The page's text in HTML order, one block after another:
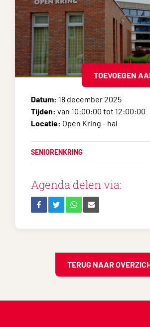
TOEVOEGEN
Datum: 18 december 2025
Tijden: van 10:00:00 tot 12:00:00
Locatie: Open Kring - hal
SENIORENKRING
Agenda delen via:
TERUG NAAR